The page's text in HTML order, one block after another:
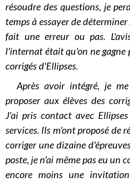
résoudre des questions, je
temps à essayer de
fait une erreur ou pas.
l'internat était qu'on ne gagne
corrigés d'Ellipses.
Après avoir intégré, je
proposer aux élèves des
J'ai pris contact avec
services. Ils m'ont proposé de
corriger une dizaine
poste, je n'ai même pas eu un
encore moins une